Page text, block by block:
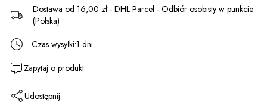
Dostawa od 16,00 zł - DHL Parcel - Odbiór osobisty w punkcie
(Polska)
Czas wysyłki:1 dni
Zapytaj o produkt
Udostępnij